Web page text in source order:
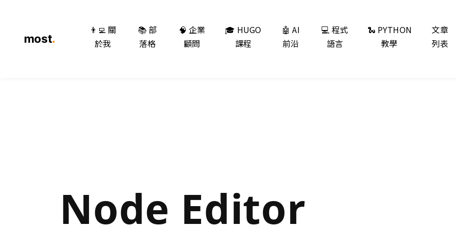
👨‍💻 關
於我
📚 部
落格
🧠 企業
顧問
🎓 HUGO
課程
🤖 AI
前沿
💻 程式
語言
🐍 PYTHON
教學
文章
列表
Node Editor